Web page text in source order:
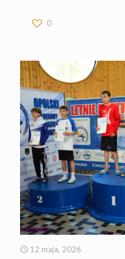
0
12 maja, 2026